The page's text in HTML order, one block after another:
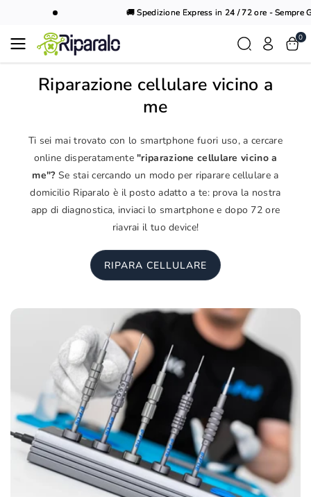
🚚 Spedizione Express in 24 / 72 ore - Sempre
0
Riparazione cellulare vicino a
me
Ti sei mai trovato con lo smartphone fuori uso, a cercare
online disperatamente"riparazione cellulare vicino a
me"?Se stai cercando un modo per riparare cellulare a
domicilio Riparalo è il posto adatto a te: prova la nostra
app di diagnostica, inviaci lo smartphone e dopo 72 ore
riavrai il tuo device!
RIPARA CELLULARE